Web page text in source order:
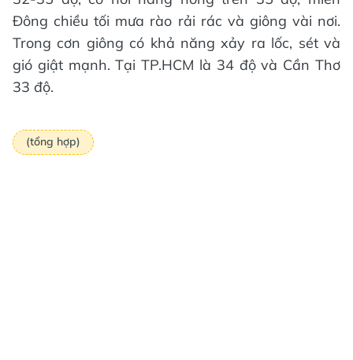
Đông chiều tối mưa rào rải rác và giông vài nơi.
Trong cơn giông có khả năng xảy ra lốc, sét và
gió giật mạnh. Tại TP.HCM là 34 độ và Cần Thơ
33 độ.
(tổng hợp)